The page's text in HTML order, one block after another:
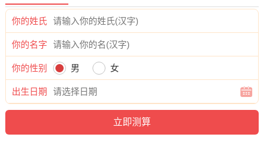
你的姓氏
你的名字
你的性别 男 女
出生日期